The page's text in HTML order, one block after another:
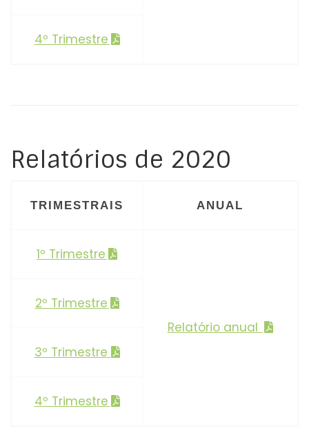
4º Trimestre
Relatórios de 2020
TRIMESTRAIS ANUAL
1º Trimestre
Relatório anual
2º Trimestre
3º Trimestre
4º Trimestre